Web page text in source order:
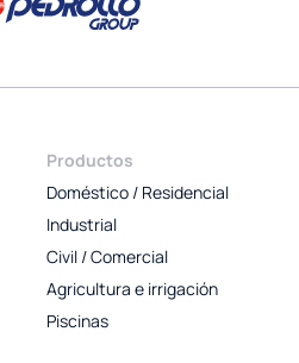
Productos
Doméstico / Residencial
Industrial
Civil / Comercial
Agricultura e irrigación
Piscinas